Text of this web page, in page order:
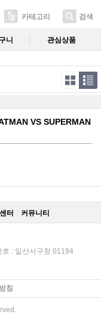
카테고리 검색
니 관심상품
VS SUPERMAN
터 커뮤니티
: 일산서구청 01194
침